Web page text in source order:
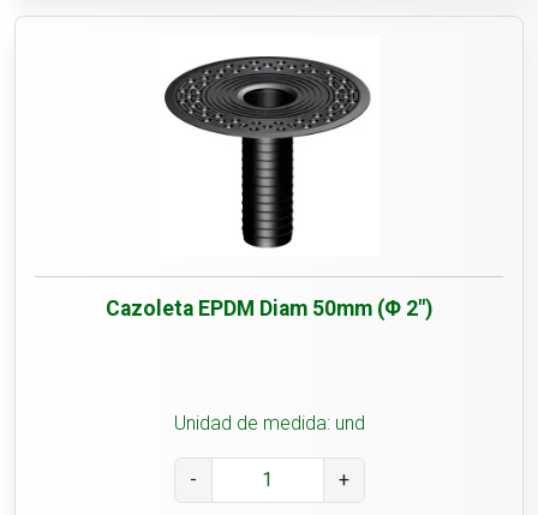
Cazoleta EPDM Diam 50mm (Φ 2")
Unidad de medida: und
- +